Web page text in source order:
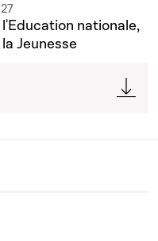
nationale,
Jeunesse